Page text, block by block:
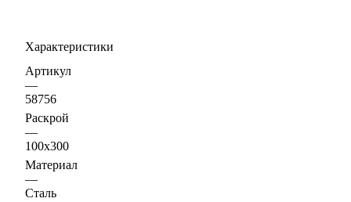
Характеристики
Артикул
—
58756
Раскрой
—
100х300
Материал
—
Сталь